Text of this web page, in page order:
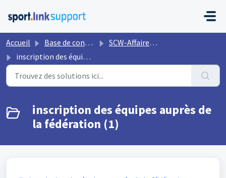
Accueil Base de connaissances
SCW-Affaires de match
inscription des équipes auprès de la fédération
inscription des équipes auprès de
la fédération (1)